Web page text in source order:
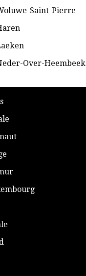
Saint-Pierre
Over-Heembeek